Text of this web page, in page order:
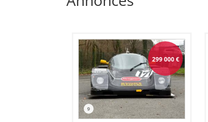
299 000€
9